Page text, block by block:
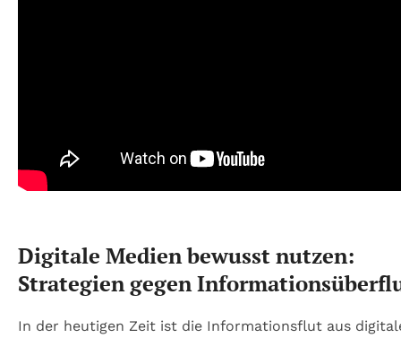
Digitale Medien bewusst nutzen:
Strategien gegen
In der heutigen Zeit ist die Informationsflut aus